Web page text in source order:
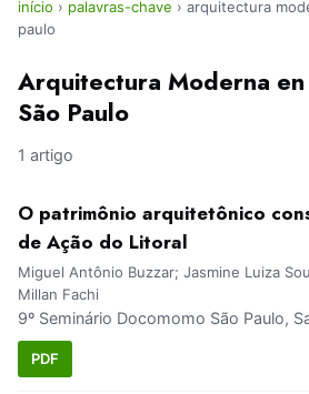
início › palavras-chave › arquitectura
paulo
Arquitectura Moderna
São Paulo
1 artigo
O patrimônio arquitetônico
de Ação do Litoral
Miguel Antônio Buzzar; Jasmine Luiza
Millan Fachi
9º Seminário Docomomo São Paulo,
PDF